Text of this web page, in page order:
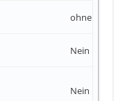
ohne
Nein
Nein